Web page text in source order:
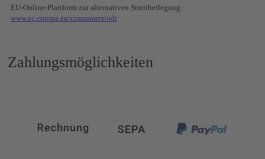
EU-Online-Plattform zur alternativen Streitbeilegung:
www.ec.europa.eu/consumers/odr
Zahlungsmöglichkeiten